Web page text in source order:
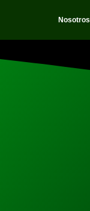
Nosotros